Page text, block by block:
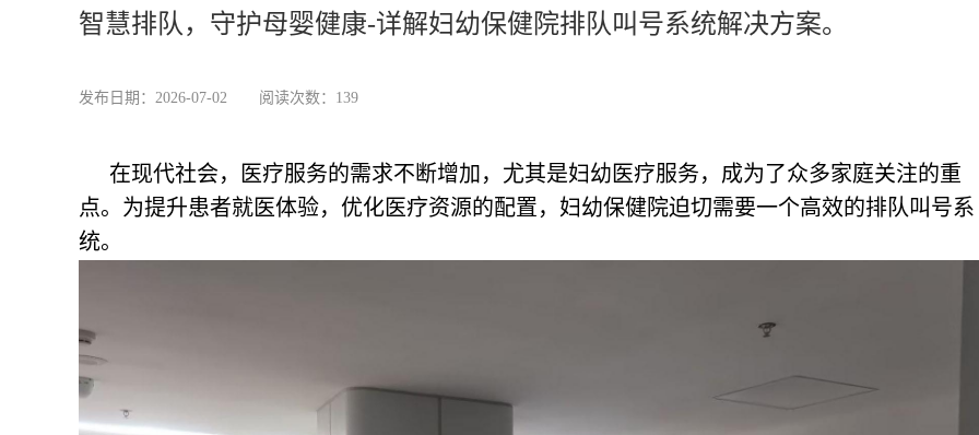
智慧排队，守护母婴健康-详解妇幼保健院排队叫号系统解决方案。
发布日期：2026-07-02 阅读次数：139
在现代社会，医疗服务的需求不断增加，尤其是妇幼医疗服务，成为了众多家庭关注的重
点。为提升患者就医体验，优化医疗资源的配置，妇幼保健院迫切需要一个高效的排队叫号系
统。